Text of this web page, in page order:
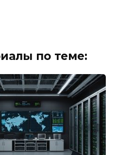
по теме: